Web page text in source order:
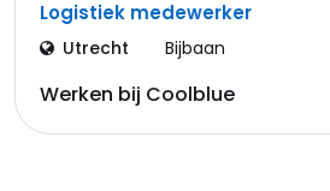
Logistiek medewerker
Utrecht Bijbaan
Werken bij Coolblue